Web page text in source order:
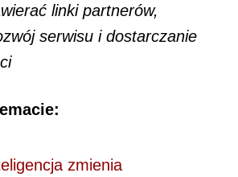
linki partnerów,
serwisu i dostarczanie
zmienia